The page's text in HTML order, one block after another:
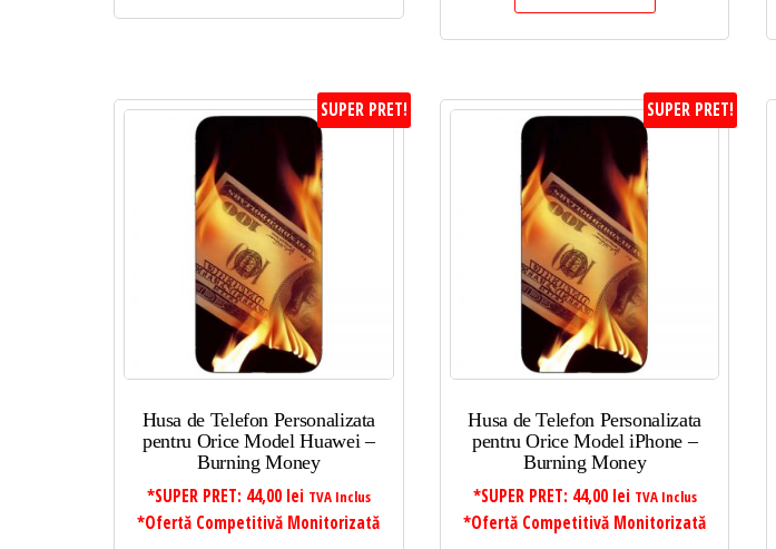
SUPER PRET!
Husa de Telefon Personalizata
pentru Orice Model Huawei –
Burning Money
*SUPER PRET: 44,00 lei TVA Inclus
*Ofertă Competitivă Monitorizată
SUPER PRET!
Husa de Telefon Personalizata
pentru Orice Model iPhone –
Burning Money
*SUPER PRET: 44,00 lei TVA Inclus
*Ofertă Competitivă Monitorizată